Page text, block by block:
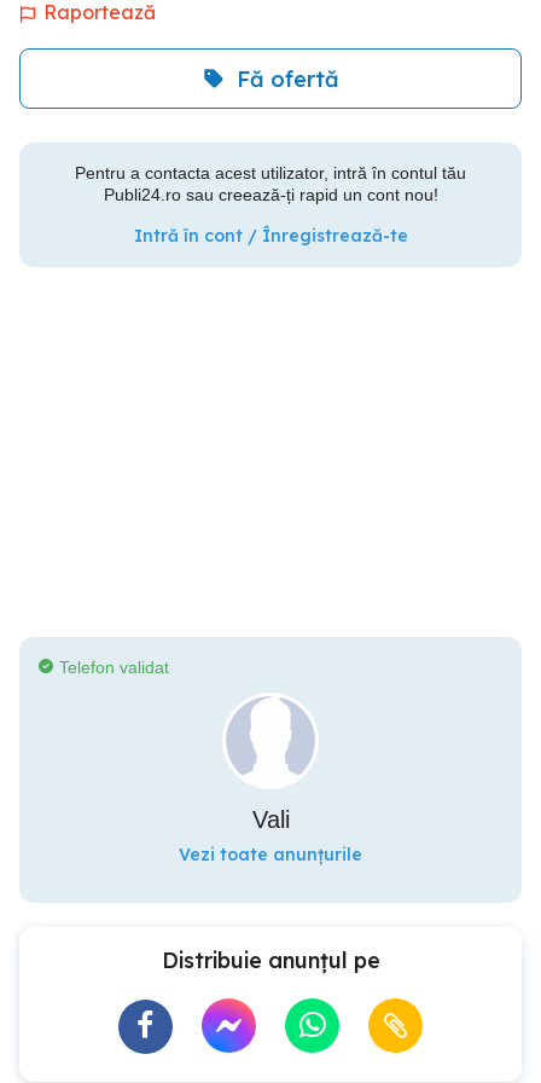
Raportează
Fă ofertă
Pentru a contacta acest utilizator, intră în contul tău
Publi24.ro sau creează-ți rapid un cont nou!
Intră în cont / Înregistrează-te
Telefon validat
Vali
Vezi toate anunțurile
Distribuie anunțul pe